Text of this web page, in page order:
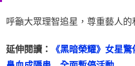
呼籲大眾理智追星，尊重藝人的
延伸閱讀：
《黑暗榮耀》女星